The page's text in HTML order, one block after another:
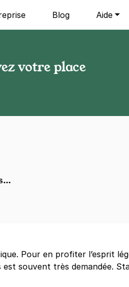
Blog Aide
votre place
Pour en profiter l’esprit
est souvent très demandée.